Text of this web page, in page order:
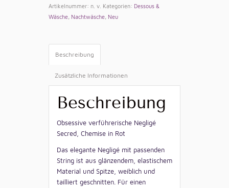
Artikelnummer: n. v. Kategorien: Dessous &
Wäsche, Nachtwäsche, Neu
Beschreibung
Zusätzliche Informationen
Beschreibung
Obsessive verführerische Negligé
Secred, Chemise in Rot
Das elegante Negligé mit passenden
String ist aus glänzendem, elastischem
Material und Spitze, weiblich und
tailliert geschnitten. Für einen